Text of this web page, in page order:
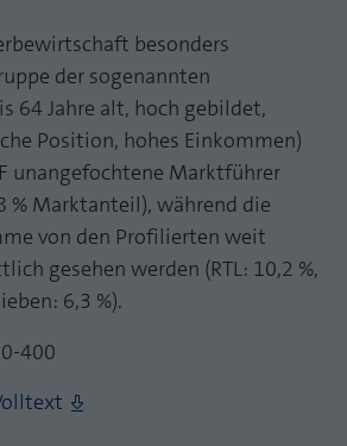
besonders
der sogenannten
64 Jahre alt, hoch gebildet,
Position, hohes Einkommen)
unangefochtene Marktführer
% Marktanteil), während die
von den Profilierten weit
gesehen werden (RTL: 10,2 %,
6,3 %).
400